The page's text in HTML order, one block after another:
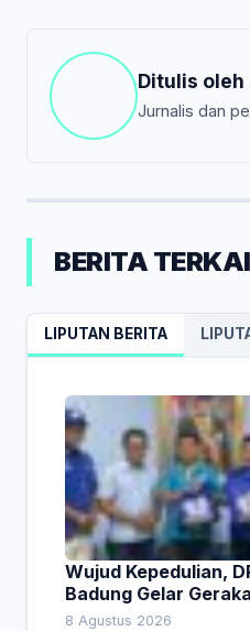
Ditulis oleh
Jurnalis dan
BERITA
LIPUTAN BERITA
Wujud Kepedulian,
Badung Gelar
8 Agustus 2026